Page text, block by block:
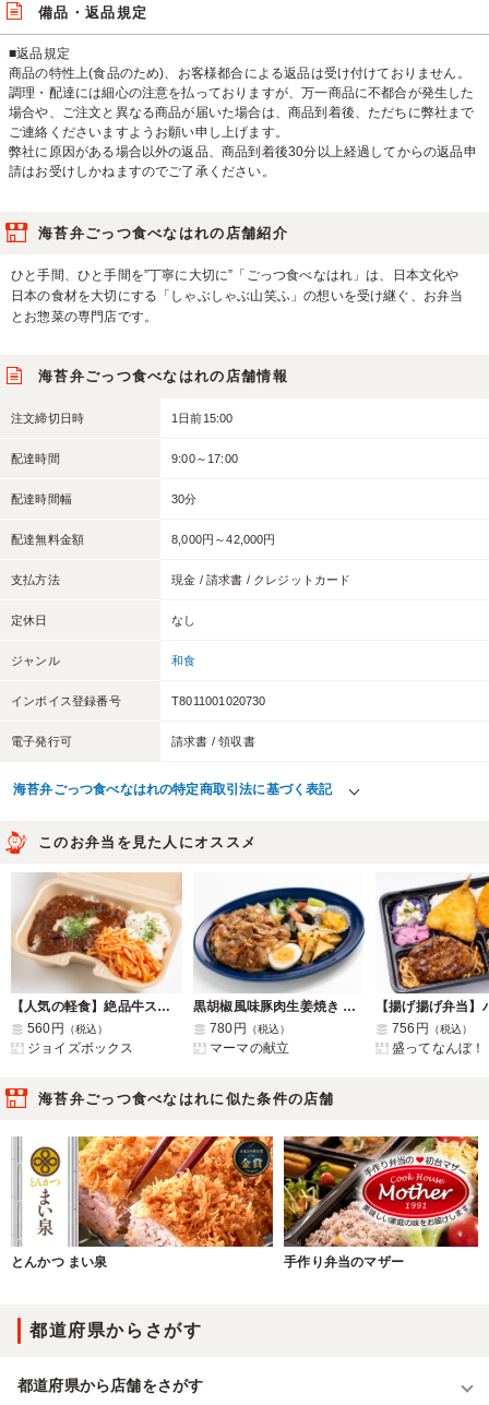
備品・返品規定
■返品規定
商品の特性上(食品のため)、お客様都合による返品は受け付けておりません。
調理・配達には細心の注意を払っておりますが、万一商品に不都合が発生した
場合や、ご注文と異なる商品が届いた場合は、商品到着後、ただちに弊社まで
ご連絡くださいますようお願い申し上げます。
弊社に原因がある場合以外の返品、商品到着後30分以上経過してからの返品申
請はお受けしかねますのでご了承ください。
海苔弁ごっつ食べなはれの店舗紹介
ひと手間、ひと手間を”丁寧に大切に”「ごっつ食べなはれ」は、日本文化や
日本の食材を大切にする「しゃぶしゃぶ山笑ふ」の想いを受け継ぐ、お弁当
とお惣菜の専門店です。
海苔弁ごっつ食べなはれの店舗情報
注文締切日時 1日前15:00
配達時間 9:00～17:00
配達時間幅 30分
配達無料金額 8,000円～42,000円
支払方法 現金 / 請求書 / クレジットカード
定休日 なし
ジャンル 和食
インボイス登録番号 T8011001020730
電子発行可 請求書 / 領収書
海苔弁ごっつ食べなはれの特定商取引法に基づく表記
このお弁当を見た人にオススメ
【人気の軽食】絶品牛スジハヤシライス
560円
（税込）
ジョイズボックス
黒胡椒風味豚肉生姜焼き 丸皿弁当
780円
（税込）
マーマの献立
756円 （税込）
盛ってなんぼ！
海苔弁ごっつ食べなはれに似た条件の店舗
とんかつ まい泉 手作り弁当のマザー
都道府県からさがす
都道府県から店舗をさがす